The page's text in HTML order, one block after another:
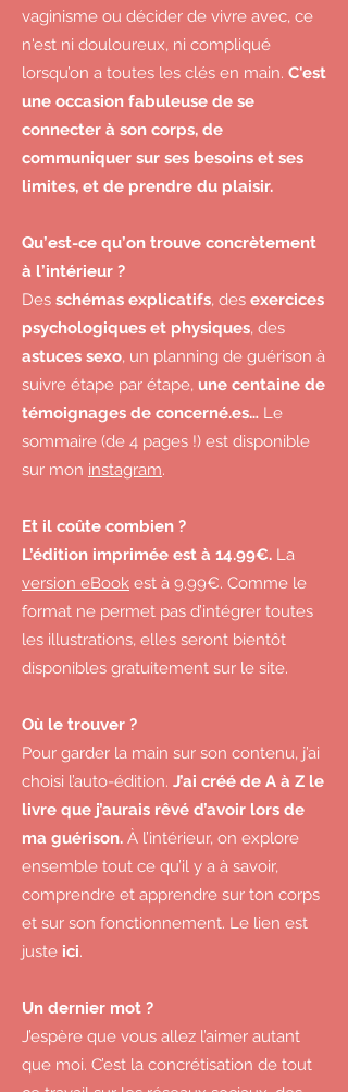
vaginisme ou décider de vivre avec, ce
n'est ni douloureux, ni compliqué
lorsqu’on a toutes les clés en main. C'est
une occasion fabuleuse de se
connecter à son corps, de
communiquer sur ses besoins et ses
limites, et de prendre du plaisir.
Qu’est-ce qu’on trouve concrètement
à l’intérieur ?
Des schémas explicatifs, des exercices
psychologiques et physiques, des
astuces sexo, un planning de guérison à
suivre étape par étape, une centaine de
témoignages de concerné.es… Le
sommaire (de 4 pages !) est disponible
sur mon instagram.
Et il coûte combien ?
L’édition imprimée est à 14.99€. La
version eBook est à 9.99€. Comme le
format ne permet pas d’intégrer toutes
les illustrations, elles seront bientôt
disponibles gratuitement sur le site.
Où le trouver ?
Pour garder la main sur son contenu, j’ai
choisi l’auto-édition. J’ai créé de A à Z le
livre que j’aurais rêvé d’avoir lors de
ma guérison. À l’intérieur, on explore
ensemble tout ce qu’il y a à savoir,
comprendre et apprendre sur ton corps
et sur son fonctionnement. Le lien est
juste ici.
Un dernier mot ?
J’espère que vous allez l’aimer autant
que moi. C’est la concrétisation de tout